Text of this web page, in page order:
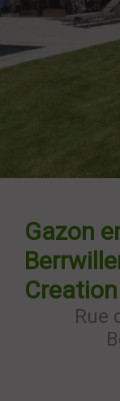
Gazon
Creation
Rue